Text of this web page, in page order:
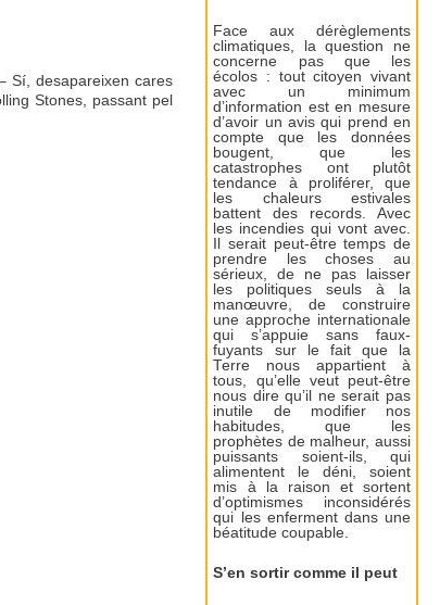
Sí, desapareixen cares
Stones, passant pel
Face aux dérèglements
climatiques, la question ne
concerne pas que les
écolos : tout citoyen vivant
avec un minimum
d’information est en mesure
d’avoir un avis qui prend en
compte que les données
bougent, que les
catastrophes ont plutôt
tendance à proliférer, que
les chaleurs estivales
battent des records. Avec
les incendies qui vont avec.
Il serait peut-être temps de
prendre les choses au
sérieux, de ne pas laisser
les politiques seuls à la
manœuvre, de construire
une approche internationale
qui s’appuie sans faux-
fuyants sur le fait que la
Terre nous appartient à
tous, qu’elle veut peut-être
nous dire qu’il ne serait pas
inutile de modifier nos
habitudes, que les
prophètes de malheur, aussi
puissants soient-ils, qui
alimentent le déni, soient
mis à la raison et sortent
d’optimismes inconsidérés
qui les enferment dans une
béatitude coupable.
S’en sortir comme il peut